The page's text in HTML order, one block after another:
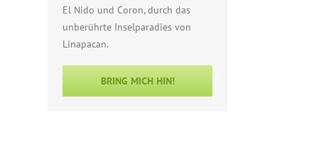
El Nido und Coron, durch das
unberührte Inselparadies von
Linapacan.
BRING MICH HIN!